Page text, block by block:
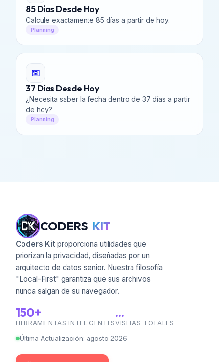
85 Días Desde Hoy
Calcule exactamente 85 días a partir de hoy.
Planning
📅
37 Días Desde Hoy
¿Necesita saber la fecha dentro de 37 días a partir
de hoy?
Planning
CODERS KIT
Coders Kit proporciona utilidades que
priorizan la privacidad, diseñadas por un
arquitecto de datos senior. Nuestra filosofía
"Local-First" garantiza que sus archivos
nunca salgan de su navegador.
150+
HERRAMIENTAS INTELIGENTES
...
VISITAS TOTALES
Última Actualización: agosto 2026